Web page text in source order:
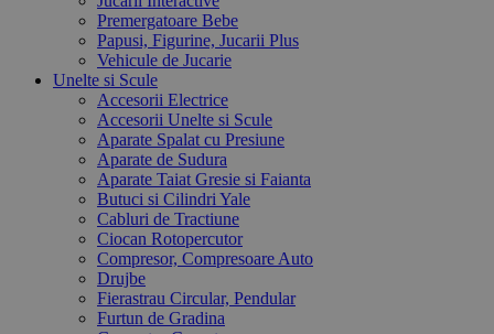
Premergatoare Bebe
Papusi, Figurine, Jucarii Plus
Vehicule de Jucarie
Unelte si Scule
Accesorii Electrice
Accesorii Unelte si Scule
Aparate Spalat cu Presiune
Aparate de Sudura
Aparate Taiat Gresie si Faianta
Butuci si Cilindri Yale
Cabluri de Tractiune
Ciocan Rotopercutor
Compresor, Compresoare Auto
Drujbe
Fierastrau Circular, Pendular
Furtun de Gradina